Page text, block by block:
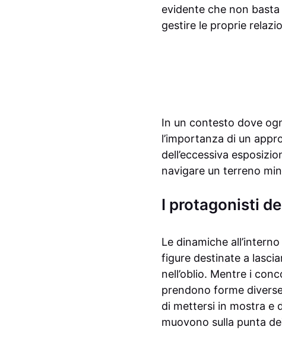
evidente che non
gestire le proprie
In un contesto dove
l’importanza di un
dell’eccessiva
navigare un terreno
I protagonisti
Le dinamiche
figure destinate a
nell’oblio. Mentre i
prendono forme
di mettersi in mostra e
muovono sulla punta